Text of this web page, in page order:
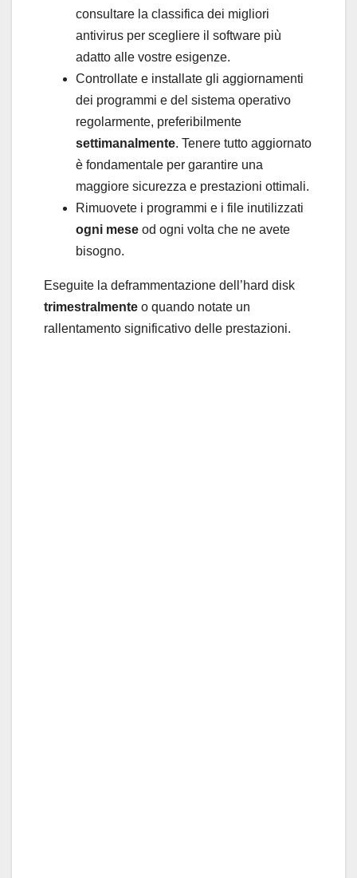
consultare la classifica dei migliori
antivirus per scegliere il software più
adatto alle vostre esigenze.
Controllate e installate gli aggiornamenti
dei programmi e del sistema operativo
regolarmente, preferibilmente
settimanalmente. Tenere tutto aggiornato
è fondamentale per garantire una
maggiore sicurezza e prestazioni ottimali.
Rimuovete i programmi e i file inutilizzati
ogni mese od ogni volta che ne avete
bisogno.
Eseguite la deframmentazione dell’hard disk
trimestralmente o quando notate un
rallentamento significativo delle prestazioni.